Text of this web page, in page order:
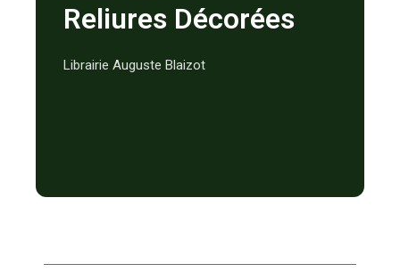
Reliures Décorées
Librairie Auguste Blaizot